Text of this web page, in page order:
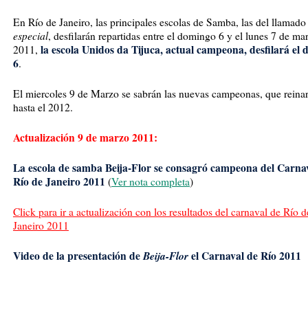
En Río de Janeiro, las principales escolas de Samba, las del llamado
especial, desfilarán repartidas entre el domingo 6 y el lunes 7 de
2011, la escola Unidos da Tijuca, actual campeona, desfilará el
6.
El miercoles 9 de Marzo se sabrán las nuevas campeonas, que
hasta el 2012.
Actualización 9 de marzo 2011:
La escola de samba Beija-Flor se consagró campeona del
Río de Janeiro 2011 (Ver nota completa)
Click para ir a actualización con los resultados del carnaval de Río
Janeiro 2011
Video de la presentación deBeija-Florel Carnaval de Río 2011